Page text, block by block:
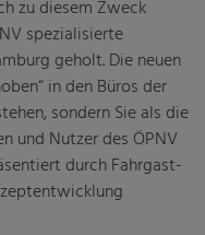
zu diesem Zweck
spezialisierte
geholt. Die neuen
in den Büros der
sondern Sie als die
und Nutzer des ÖPNV
durch Fahrgast-